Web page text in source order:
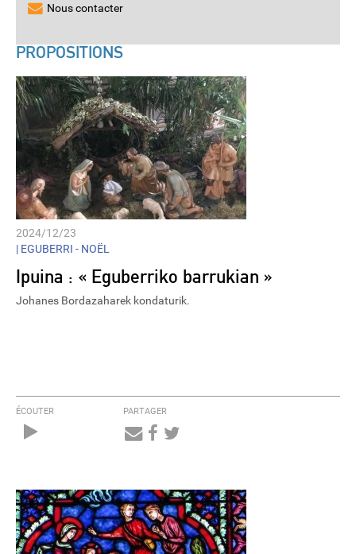
Nous contacter
PROPOSITIONS
2024/12/23
| EGUBERRI - NOËL
Ipuina : « Eguberriko barrukian »
Johanes Bordazaharek kondaturik.
ÉCOUTER PARTAGER